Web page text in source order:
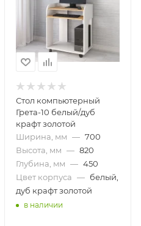
Стол компьютерный
Грета-10 белый/дуб
крафт золотой
Ширина, мм — 700
Высота, мм — 820
Глубина, мм — 450
Цвет корпуса — белый,
дуб крафт золотой
в наличии